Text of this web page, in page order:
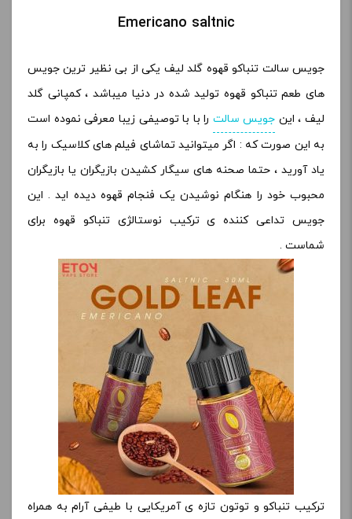
Emericano saltnic
جویس سالت تنباکو قهوه گلد لیف یکی از بی نظیر ترین جویس
های طعم تنباکو قهوه تولید شده در دنیا میباشد ، کمپانی گلد
لیف ، این جویس سالترا با با توصیفی زیبا معرفی نموده است
به این صورت که : اگر میتوانید تماشای فیلم های کلاسیک را به
یاد آورید ، حتما صحنه های سیگار کشیدن بازیگران یا بازیگران
محبوب خود را هنگام نوشیدن یک فنجام قهوه دیده اید . این
جویس تداعی کننده ی ترکیب نوستالژی تنباکو قهوه برای
شماست .
ترکیب تنباکو و توتون تازه ی آمریکایی با طیفی آرام به همراه